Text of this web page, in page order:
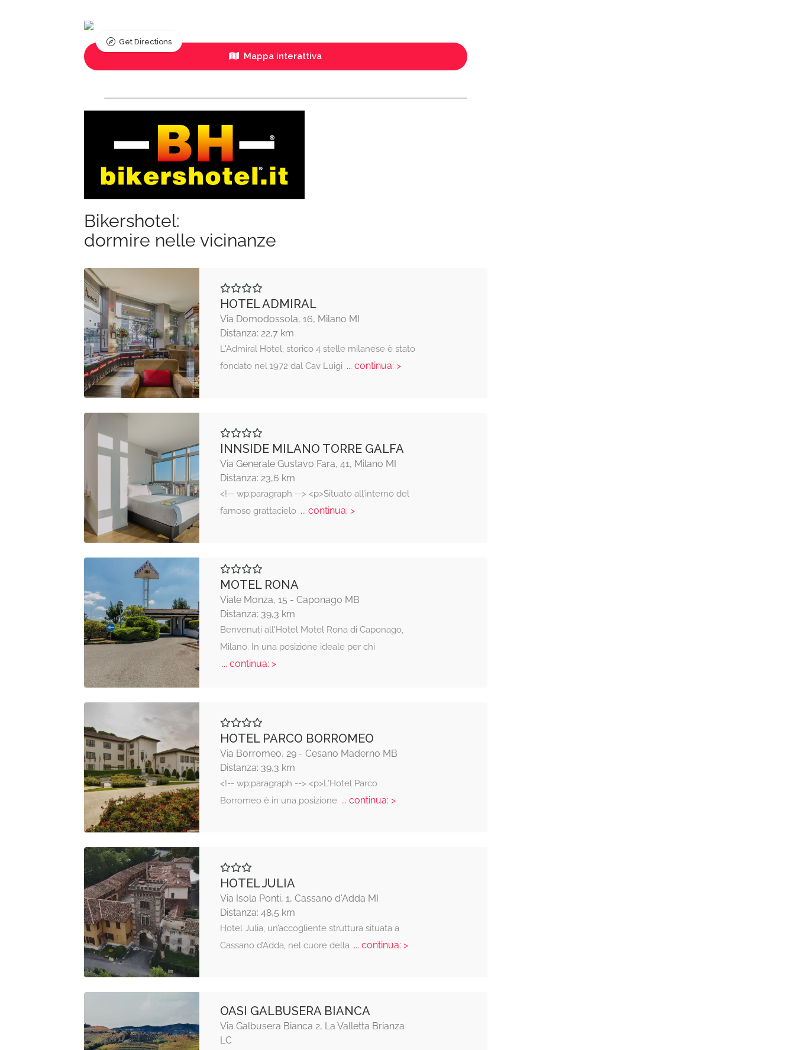
Mappa interattiva
Get Directions
Bikershotel:
dormire nelle vicinanze
HOTEL ADMIRAL
Via Domodossola, 16, Milano MI
Distanza: 22,7 km
L'Admiral Hotel, storico 4 stelle milanese è stato
fondato nel 1972 dal Cav Luigi... continua: >
INNSIDE MILANO TORRE GALFA
Via Generale Gustavo Fara, 41, Milano MI
Distanza: 23,6 km
<!-- wp:paragraph --> <p>Situato all’interno del
famoso grattacielo... continua: >
MOTEL RONA
Viale Monza, 15 - Caponago MB
Distanza: 39,3 km
Benvenuti all'Hotel Motel Rona di Caponago,
Milano. In una posizione ideale per chi
... continua: >
HOTEL PARCO BORROMEO
Via Borromeo, 29 - Cesano Maderno MB
Distanza: 39,3 km
<!-- wp:paragraph --> <p>L’Hotel Parco
Borromeo è in una posizione... continua: >
HOTEL JULIA
Via Isola Ponti, 1, Cassano d'Adda MI
Distanza: 48,5 km
Hotel Julia, un’accogliente struttura situata a
Cassano d’Adda, nel cuore della... continua: >
OASI GALBUSERA BIANCA
Via Galbusera Bianca 2, La Valletta Brianza
LC